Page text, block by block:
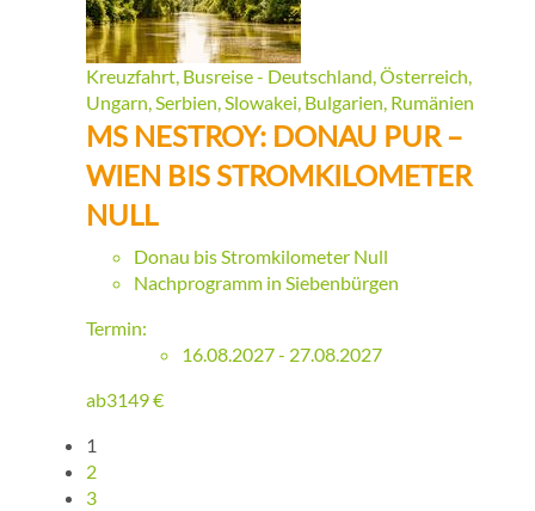
Kreuzfahrt, Busreise - Deutschland, Österreich,
Ungarn, Serbien, Slowakei, Bulgarien, Rumänien
MS NESTROY: DONAU PUR –
WIEN BIS STROMKILOMETER
NULL
Donau bis Stromkilometer Null
Nachprogramm in Siebenbürgen
Termin:
16.08.2027 - 27.08.2027
ab3149€
1
2
3